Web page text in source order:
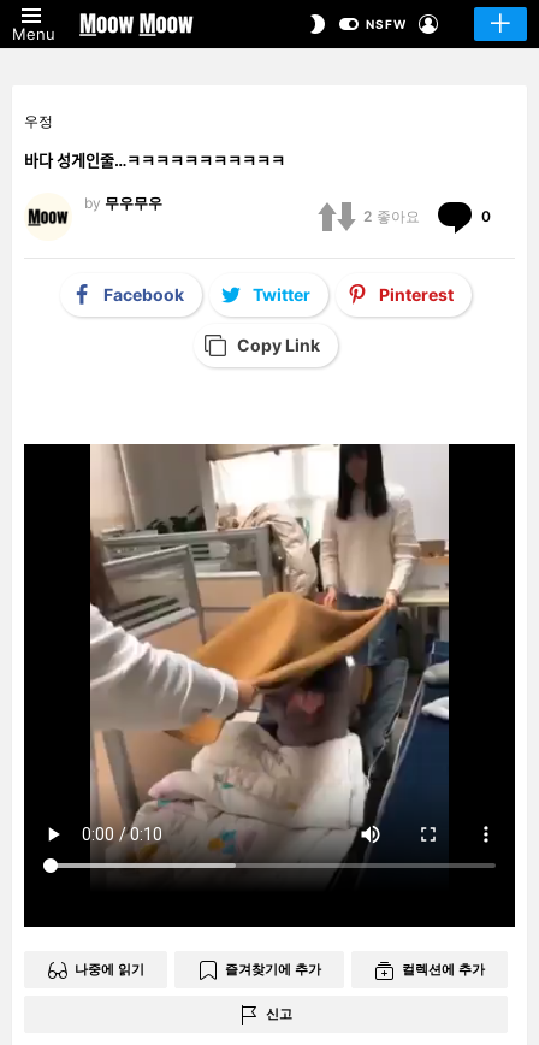
Menu
SWITCHNSFW
우정
바다 성게인줄…ㅋㅋㅋㅋㅋㅋㅋㅋㅋㅋㅋ
by 무우무우
2 좋아요 0
Facebook Twitter Pinterest
Copy Link
나중에 읽기 즐겨찾기에 추가 컬렉션에 추가
신고